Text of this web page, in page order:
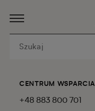
CENTRUM WSPARCIA
+48 883 800 701